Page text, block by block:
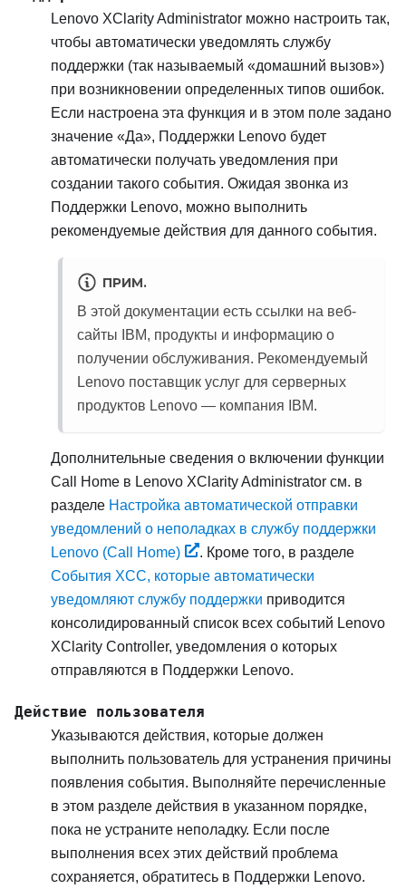
Lenovo XClarity Administrator можно настроить так,
чтобы автоматически уведомлять службу
поддержки (так называемый «домашний вызов»)
при возникновении определенных типов ошибок.
Если настроена эта функция и в этом поле задано
значение «Да», Поддержки Lenovo будет
автоматически получать уведомления при
создании такого события. Ожидая звонка из
Поддержки Lenovo, можно выполнить
рекомендуемые действия для данного события.
ПРИМ.
В этой документации есть ссылки на веб-
сайты IBM, продукты и информацию о
получении обслуживания. Рекомендуемый
Lenovo поставщик услуг для серверных
продуктов Lenovo — компания IBM.
Дополнительные сведения о включении функции
Call Home в Lenovo XClarity Administrator см. в
разделе Настройка автоматической отправки
уведомлений о неполадках в службу поддержки
Lenovo (Call Home)
. Кроме того, в разделе
События XCC, которые автоматически
уведомляют службу поддержки приводится
консолидированный список всех событий Lenovo
XClarity Controller, уведомления о которых
отправляются в Поддержки Lenovo.
Действие пользователя
Указываются действия, которые должен
выполнить пользователь для устранения причины
появления события. Выполняйте перечисленные
в этом разделе действия в указанном порядке,
пока не устраните неполадку. Если после
выполнения всех этих действий проблема
сохраняется, обратитесь в Поддержки Lenovo.